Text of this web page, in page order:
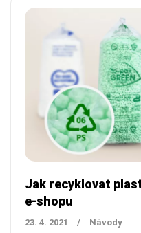
Jak recyklovat
e-shopu
23. 4. 2021 / Návody